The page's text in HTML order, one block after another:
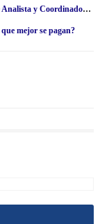
PRONABEC CONVOCATORIA 2023: Puestos de Analista y Coordinador(a) (Inscripciones 9 y 10 agosto) www.pronabec.gob.pe
mejor se pagan?